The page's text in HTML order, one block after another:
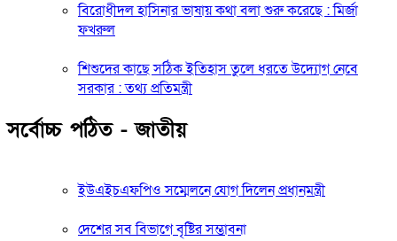
বিরোধীদল হাসিনার ভাষায় কথা বলা শুরু করেছে : মির্জা
ফখরুল
শিশুদের কাছে সঠিক ইতিহাস তুলে ধরতে উদ্যোগ নেবে
সরকার : তথ্য প্রতিমন্ত্রী
সর্বোচ্চ পঠিত - জাতীয়
ইউএইচএফপিও সম্মেলনে যোগ দিলেন প্রধানমন্ত্রী
দেশের সব বিভাগে বৃষ্টির সম্ভাবনা